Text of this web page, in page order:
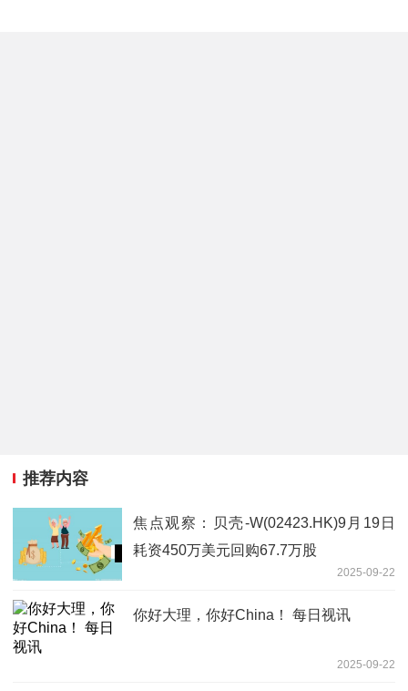
推荐内容
焦点观察：贝壳-W(02423.HK)9月19日
耗资450万美元回购67.7万股
2025-09-22
你好大理，你好China！ 每日视讯
2025-09-22